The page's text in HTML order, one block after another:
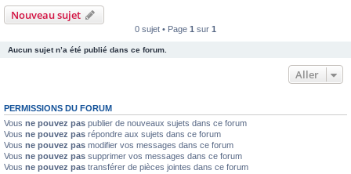
Nouveau sujet
0 sujet • Page 1 sur 1
Aucun sujet n’a été publié dans ce forum.
Aller
PERMISSIONS DU FORUM
Vous ne pouvez pas publier de nouveaux sujets dans ce forum
Vous ne pouvez pas répondre aux sujets dans ce forum
Vous ne pouvez pas modifier vos messages dans ce forum
Vous ne pouvez pas supprimer vos messages dans ce forum
Vous ne pouvez pas transférer de pièces jointes dans ce forum